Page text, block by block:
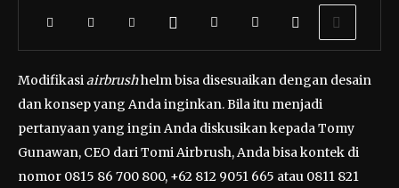
Modifikasiairbrushhelm bisa disesuaikan dengan desain
dan konsep yang Anda inginkan. Bila itu menjadi
pertanyaan yang ingin Anda diskusikan kepada Tomy
Gunawan, CEO dari Tomi Airbrush, Anda bisa kontek di
nomor 0815 86 700 800, +62 812 9051 665 atau 0811 821